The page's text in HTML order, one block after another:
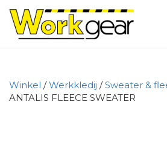
Winkel /Werkkledij /Sweater &
ANTALIS FLEECE SWEATER